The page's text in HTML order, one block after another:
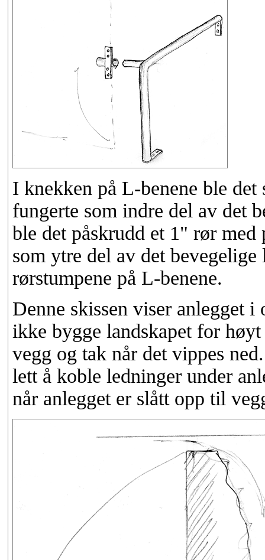
I knekken på L-benene ble
fungerte som indre del av det
ble det påskrudd et 1" rør med
som ytre del av det bevegelige
rørstumpene på L-benene.
Denne skissen viser anlegget i
ikke bygge landskapet for
vegg og tak når det vippes
lett å koble ledninger under
når anlegget er slått opp til